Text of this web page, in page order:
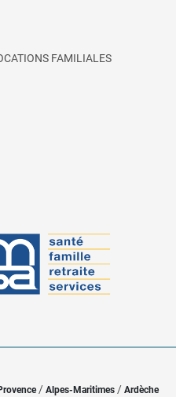
FAMILIALES
/ Alpes-Maritimes / Ardèche